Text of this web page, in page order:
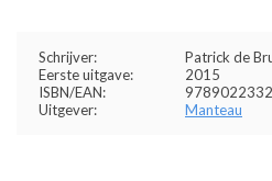
Schrijver:
Patrick de
Eerste uitgave:
2015
ISBN/EAN:
Uitgever:
Manteau